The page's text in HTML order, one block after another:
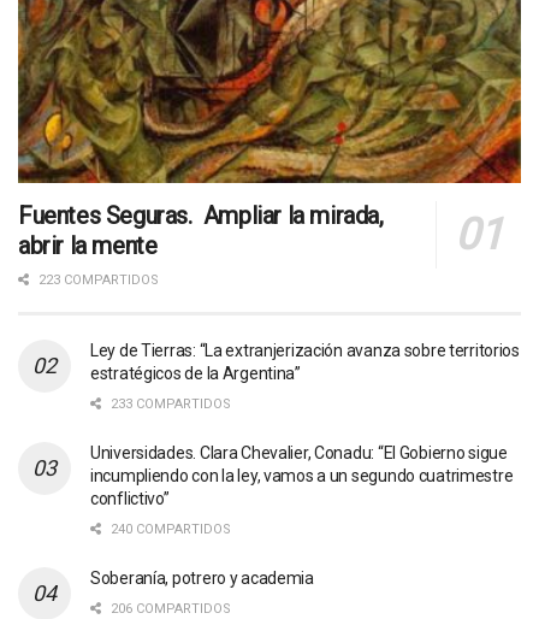
Fuentes Seguras. Ampliar la mirada,
abrir la mente
223 COMPARTIDOS
Ley de Tierras: “La extranjerización avanza sobre territorios
estratégicos de la Argentina”
233 COMPARTIDOS
Universidades. Clara Chevalier, Conadu: “El Gobierno sigue
incumpliendo con la ley, vamos a un segundo cuatrimestre
conflictivo”
240 COMPARTIDOS
Soberanía, potrero y academia
206 COMPARTIDOS